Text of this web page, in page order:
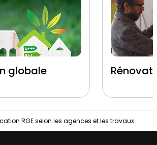
globale
RGE selon les agences et les travaux